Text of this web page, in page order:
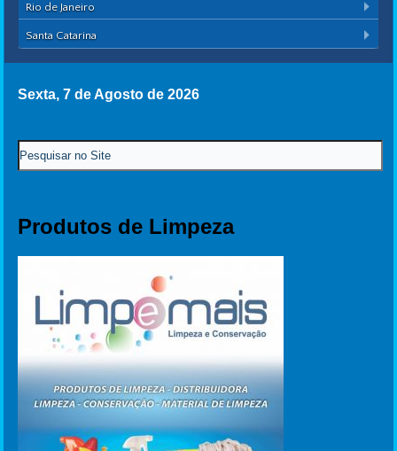
Rio de Janeiro
Santa Catarina
Sexta, 7 de Agosto de 2026
Produtos de Limpeza